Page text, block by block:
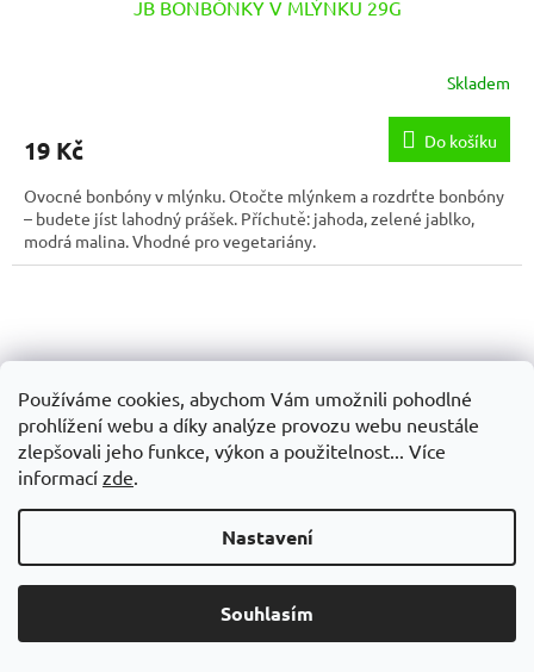
Používáme cookies, abychom Vám umožnili pohodlné
prohlížení webu a díky analýze provozu webu neustále
zlepšovali jeho funkce, výkon a použitelnost... Více
informací zde.
Nastavení
Souhlasím
JB BONBÓNKY V MLÝNKU 29G
Skladem
19 Kč Do košíku
Ovocné bonbóny v mlýnku. Otočte mlýnkem a rozdrťte bonbóny
– budete jíst lahodný prášek. Příchutě: jahoda, zelené jablko,
modrá malina. Vhodné pro vegetariány.